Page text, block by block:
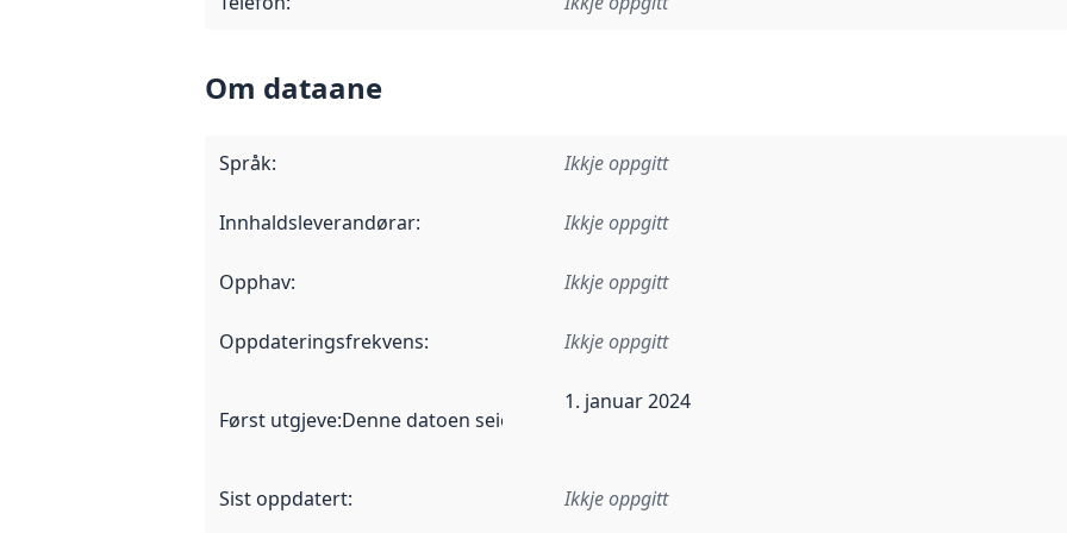
Om dataane
Språk: Ikkje oppgitt
Innhaldsleverandørar: Ikkje oppgitt
Opphav: Ikkje oppgitt
Oppdateringsfrekvens: Ikkje oppgitt
Først utgjeve:Denne datoen seier når dataa i dette datasettet først blei utgitt. Det kan ha
1. januar 2024
Sist oppdatert: Ikkje oppgitt